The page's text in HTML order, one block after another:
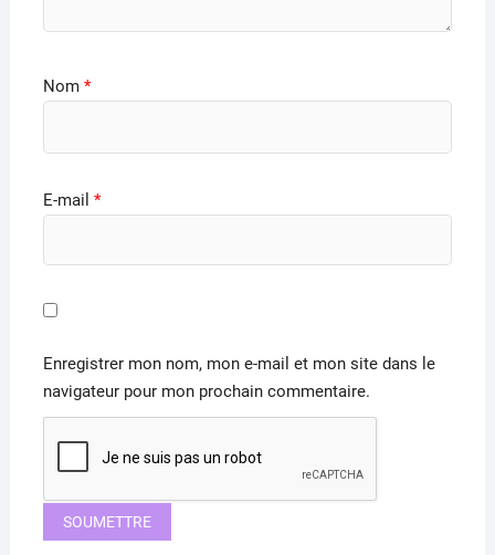
Nom *
E-mail *
Enregistrer mon nom, mon e-mail et mon site dans le
navigateur pour mon prochain commentaire.